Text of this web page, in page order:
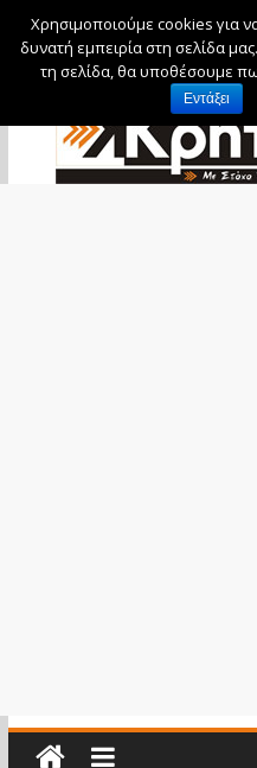
Δευτέρα, 10
Χρησιμοποιούμε cookies για
δυνατή εμπειρία στη σελίδα
τη σελίδα, θα υποθέσουμε
Εντάξει